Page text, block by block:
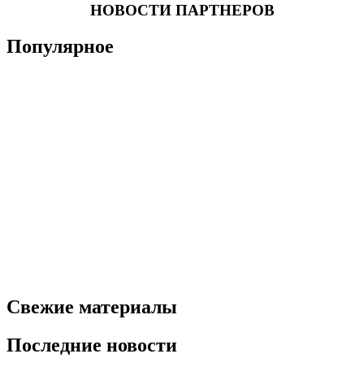
НОВОСТИ ПАРТНЕРОВ
Популярное
Свежие материалы
Последние новости